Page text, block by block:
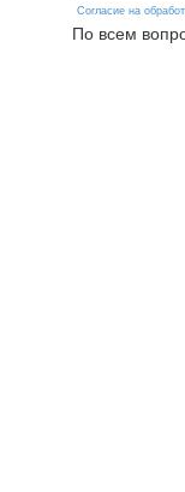
Согласие на
По всем